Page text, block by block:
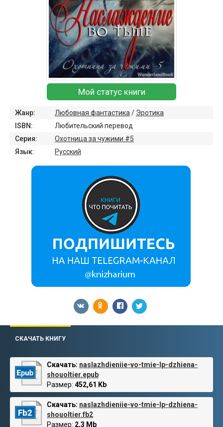
Мой статус книги
Жанр: Любовная фантастика / Эротика
ISBN:
Любительский перевод
Серия:
Охотница за чужими #5
Язык:
Русский
СКАЧАТЬ КНИГУ
Скачать: naslazhdieniie-vo-tmie-lp-dzhiena-
shouoltier.epub
Размер: 452,61 Kb
Скачать: naslazhdieniie-vo-tmie-lp-dzhiena-
shouoltier.fb2
Размер: 2,3 Mb